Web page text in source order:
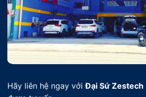
Hãy liên hệ ngay vớiĐại Sứ Zestech